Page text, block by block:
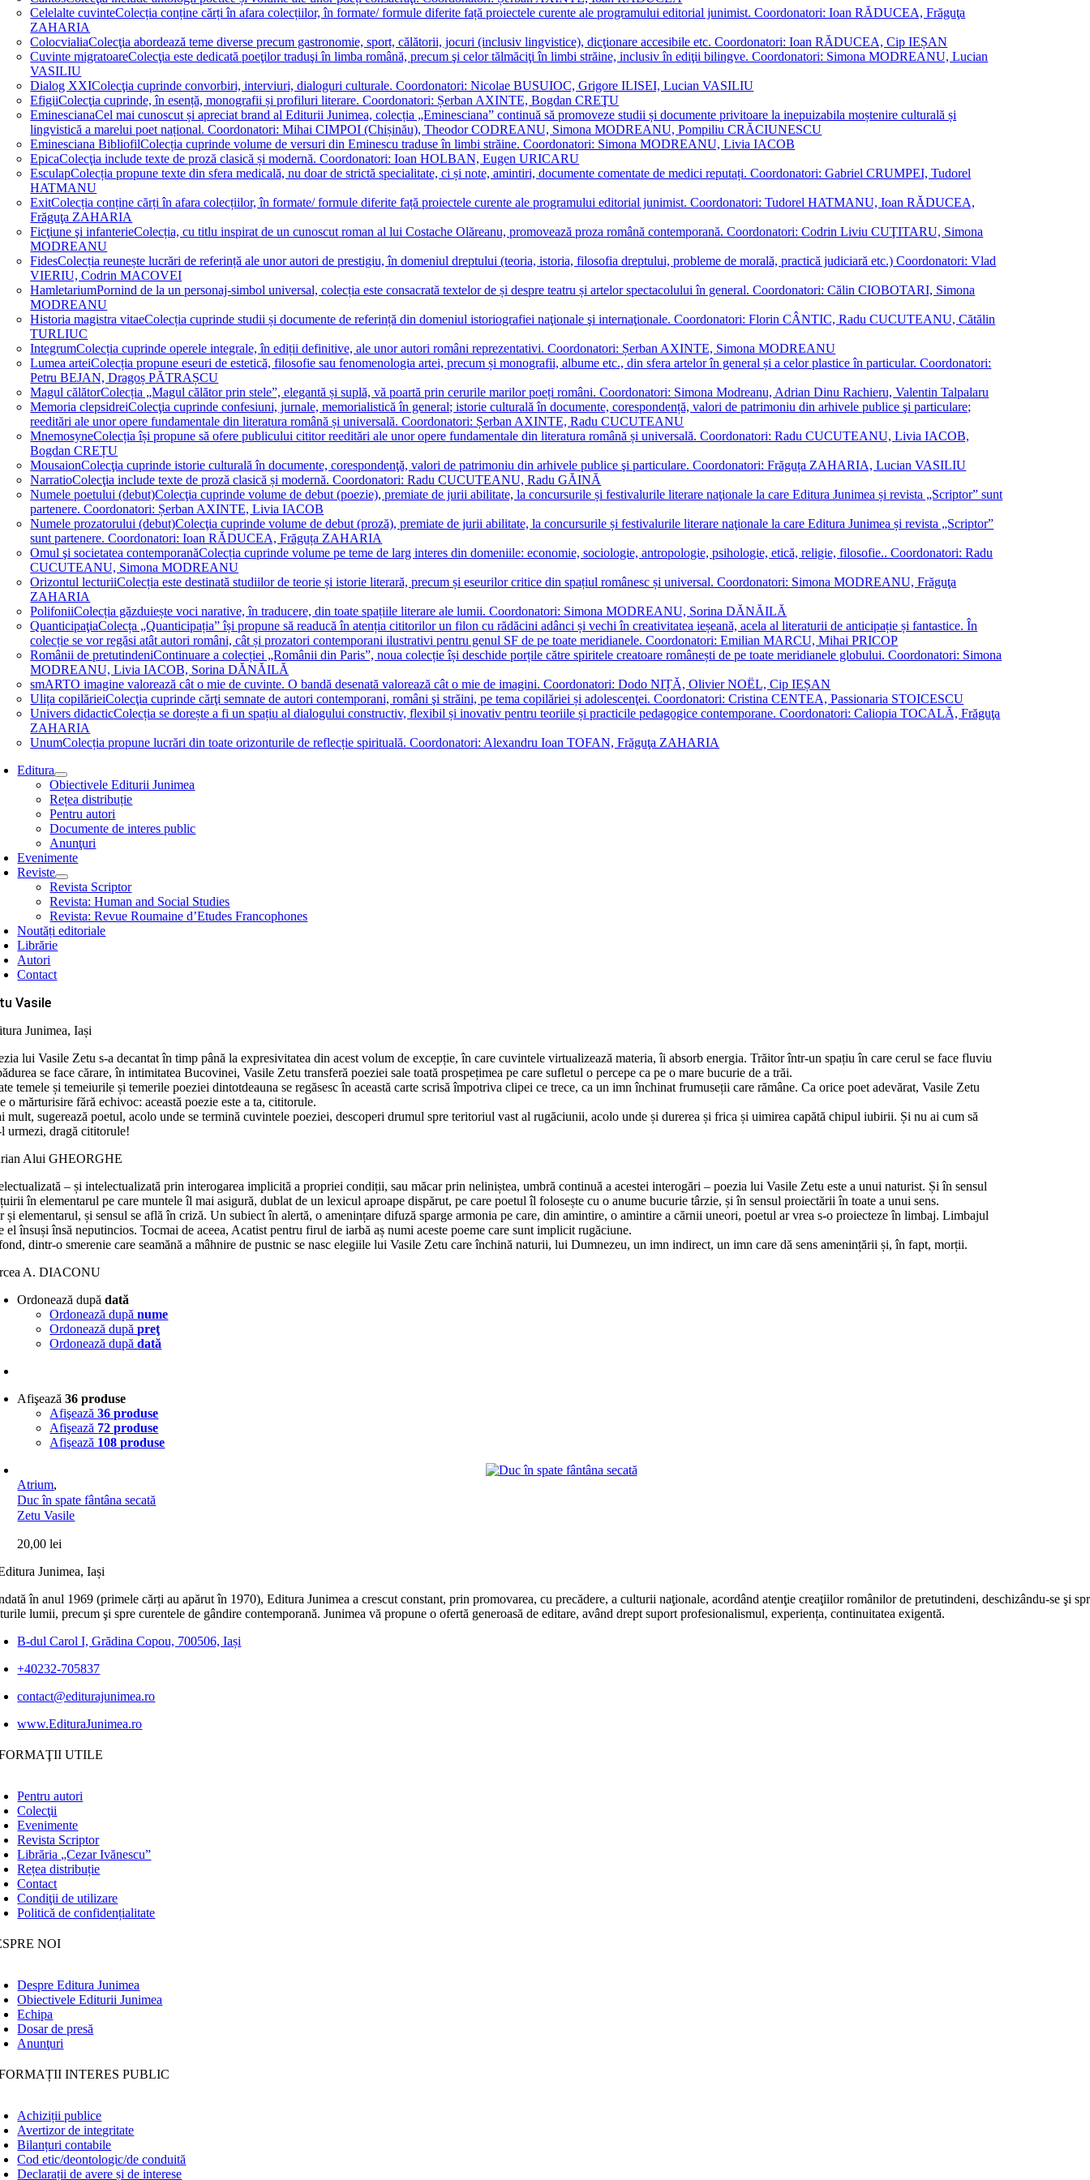
Celelalte cuvinteColecția conține cărți în afara colecțiilor, în formate/ formule diferite față proiectele curente ale programului editorial junimist. Coordonatori: Ioan RĂDUCEA, Frăguţa
ZAHARIA
ColocvialiaColecţia abordează teme diverse precum gastronomie, sport, călătorii, jocuri (inclusiv lingvistice), dicţionare accesibile etc. Coordonatori: Ioan RĂDUCEA, Cip IEȘAN
Cuvinte migratoareColecţia este dedicată poeţilor traduşi în limba română, precum şi celor tălmăciţi în limbi străine, inclusiv în ediţii bilingve. Coordonatori: Simona MODREANU, Lucian
VASILIU
Dialog XXIColecţia cuprinde convorbiri, interviuri, dialoguri culturale. Coordonatori: Nicolae BUSUIOC, Grigore ILISEI, Lucian VASILIU
EfigiiColecţia cuprinde, în esență, monografii și profiluri literare. Coordonatori: Șerban AXINTE, Bogdan CREŢU
EminescianaCel mai cunoscut și apreciat brand al Editurii Junimea, colecția „Eminesciana” continuă să promoveze studii și documente privitoare la inepuizabila moștenire culturală și
lingvistică a marelui poet național. Coordonatori: Mihai CIMPOI (Chișinău), Theodor CODREANU, Simona MODREANU, Pompiliu CRĂCIUNESCU
Eminesciana BibliofilColecția cuprinde volume de versuri din Eminescu traduse în limbi străine. Coordonatori: Simona MODREANU, Livia IACOB
EpicaColecţia include texte de proză clasică și modernă. Coordonatori: Ioan HOLBAN, Eugen URICARU
EsculapColecția propune texte din sfera medicală, nu doar de strictă specialitate, ci și note, amintiri, documente comentate de medici reputați. Coordonatori: Gabriel CRUMPEI, Tudorel
HATMANU
ExitColecția conține cărți în afara colecțiilor, în formate/ formule diferite față proiectele curente ale programului editorial junimist. Coordonatori: Tudorel HATMANU, Ioan RĂDUCEA,
Frăguţa ZAHARIA
Ficţiune şi infanterieColecția, cu titlu inspirat de un cunoscut roman al lui Costache Olăreanu, promovează proza română contemporană. Coordonatori: Codrin Liviu CUŢITARU, Simona
MODREANU
FidesColecția reunește lucrări de referință ale unor autori de prestigiu, în domeniul dreptului (teoria, istoria, filosofia dreptului, probleme de morală, practică judiciară etc.) Coordonatori: Vlad
VIERIU, Codrin MACOVEI
HamletariumPornind de la un personaj-simbol universal, colecția este consacrată textelor de și despre teatru și artelor spectacolului în general. Coordonatori: Călin CIOBOTARI, Simona
MODREANU
Historia magistra vitaeColecția cuprinde studii și documente de referință din domeniul istoriografiei naţionale şi internaţionale. Coordonatori: Florin CÂNTIC, Radu CUCUTEANU, Cătălin
TURLIUC
IntegrumColecția cuprinde operele integrale, în ediții definitive, ale unor autori români reprezentativi. Coordonatori: Șerban AXINTE, Simona MODREANU
Lumea arteiColecția propune eseuri de estetică, filosofie sau fenomenologia artei, precum și monografii, albume etc., din sfera artelor în general și a celor plastice în particular. Coordonatori:
Petru BEJAN, Dragoș PĂTRAȘCU
Magul călătorColecția „Magul călător prin stele”, elegantă și suplă, vă poartă prin cerurile marilor poeți români. Coordonatori: Simona Modreanu, Adrian Dinu Rachieru, Valentin Talpalaru
Memoria clepsidreiColecţia cuprinde confesiuni, jurnale, memorialistică în general; istorie culturală în documente, corespondență, valori de patrimoniu din arhivele publice şi particulare;
reeditări ale unor opere fundamentale din literatura română și universală. Coordonatori: Șerban AXINTE, Radu CUCUTEANU
MnemosyneColecția își propune să ofere publicului cititor reeditări ale unor opere fundamentale din literatura română și universală. Coordonatori: Radu CUCUTEANU, Livia IACOB,
Bogdan CREȚU
MousaionColecţia cuprinde istorie culturală în documente, corespondenţă, valori de patrimoniu din arhivele publice şi particulare. Coordonatori: Frăguța ZAHARIA, Lucian VASILIU
NarratioColecţia include texte de proză clasică și modernă. Coordonatori: Radu CUCUTEANU, Radu GĂINĂ
Numele poetului (debut)Colecţia cuprinde volume de debut (poezie), premiate de jurii abilitate, la concursurile și festivalurile literare naţionale la care Editura Junimea și revista „Scriptor” sunt
partenere. Coordonatori: Șerban AXINTE, Livia IACOB
Numele prozatorului (debut)Colecţia cuprinde volume de debut (proză), premiate de jurii abilitate, la concursurile și festivalurile literare naţionale la care Editura Junimea și revista „Scriptor”
sunt partenere. Coordonatori: Ioan RĂDUCEA, Frăguța ZAHARIA
Omul şi societatea contemporanăColecția cuprinde volume pe teme de larg interes din domeniile: economie, sociologie, antropologie, psihologie, etică, religie, filosofie.. Coordonatori: Radu
CUCUTEANU, Simona MODREANU
Orizontul lecturiiColecția este destinată studiilor de teorie și istorie literară, precum și eseurilor critice din spațiul românesc și universal. Coordonatori: Simona MODREANU, Frăguţa
ZAHARIA
PolifoniiColecția găzduiește voci narative, în traducere, din toate spațiile literare ale lumii. Coordonatori: Simona MODREANU, Sorina DĂNĂILĂ
QuanticipaţiaColecța „Quanticipația” își propune să readucă în atenția cititorilor un filon cu rădăcini adânci și vechi în creativitatea ieșeană, acela al literaturii de anticipație și fantastice. În
colecție se vor regăsi atât autori români, cât și prozatori contemporani ilustrativi pentru genul SF de pe toate meridianele. Coordonatori: Emilian MARCU, Mihai PRICOP
Românii de pretutindeniContinuare a colecției „Românii din Paris”, noua colecție își deschide porțile către spiritele creatoare românești de pe toate meridianele globului. Coordonatori: Simona
MODREANU, Livia IACOB, Sorina DĂNĂILĂ
smARTO imagine valorează cât o mie de cuvinte. O bandă desenată valorează cât o mie de imagini. Coordonatori: Dodo NIȚĂ, Olivier NOËL, Cip IEȘAN
Ulița copilărieiColecţia cuprinde cărţi semnate de autori contemporani, români şi străini, pe tema copilăriei și adolescenţei. Coordonatori: Cristina CENTEA, Passionaria STOICESCU
Univers didacticColecția se dorește a fi un spațiu al dialogului constructiv, flexibil și inovativ pentru teoriile și practicile pedagogice contemporane. Coordonatori: Caliopia TOCALĂ, Frăguţa
ZAHARIA
UnumColecția propune lucrări din toate orizonturile de reflecție spirituală. Coordonatori: Alexandru Ioan TOFAN, Frăguţa ZAHARIA
Editura
Obiectivele Editurii Junimea
Rețea distribuție
Pentru autori
Documente de interes public
Anunţuri
Evenimente
Reviste
Revista Scriptor
Revista: Human and Social Studies
Revista: Revue Roumaine d’Etudes Francophones
Noutăți editoriale
Librărie
Autori
Contact
Vasile
Junimea, Iași
lui Vasile Zetu s-a decantat în timp până la expresivitatea din acest volum de excepție, în care cuvintele virtualizează materia, îi absorb energia. Trăitor într-un spațiu în care cerul se face fluviu
se face cărare, în intimitatea Bucovinei, Vasile Zetu transferă poeziei sale toată prospețimea pe care sufletul o percepe ca pe o mare bucurie de a trăi.
temele și temeiurile și temerile poeziei dintotdeauna se regăsesc în această carte scrisă împotriva clipei ce trece, ca un imn închinat frumuseții care rămâne. Ca orice poet adevărat, Vasile Zetu
o mărturisire fără echivoc: această poezie este a ta, cititorule.
mult, sugerează poetul, acolo unde se termină cuvintele poeziei, descoperi drumul spre teritoriul vast al rugăciunii, acolo unde și durerea și frica și uimirea capătă chipul iubirii. Și nu ai cum să
urmezi, dragă cititorule!
Alui GHEORGHE
– și intelectualizată prin interogarea implicită a propriei condiții, sau măcar prin neliniștea, umbră continuă a acestei interogări – poezia lui Vasile Zetu este a unui naturist. Și în sensul
în elementarul pe care muntele îl mai asigură, dublat de un lexicul aproape dispărut, pe care poetul îl folosește cu o anume bucurie târzie, și în sensul proiectării în toate a unui sens.
și elementarul, și sensul se află în criză. Un subiect în alertă, o amenințare difuză sparge armonia pe care, din amintire, o amintire a cărnii uneori, poetul ar vrea s-o proiecteze în limbaj. Limbajul
el însuși însă neputincios. Tocmai de aceea, Acatist pentru firul de iarbă aș numi aceste poeme care sunt implicit rugăciune.
dintr-o smerenie care seamănă a mâhnire de pustnic se nasc elegiile lui Vasile Zetu care închină naturii, lui Dumnezeu, un imn indirect, un imn care dă sens amenințării și, în fapt, morții.
A. DIACONU
Ordonează dupădată
Ordonează dupănume
Ordonează dupăpreţ
Ordonează dupădată
Afişează36 produse
Afişează36 produse
Afişează 72 produse
Afişează 108 produse
Atrium,
Duc în spate fântâna secată
Zetu Vasile
20,00lei
în anul 1969 (primele cărți au apărut în 1970), Editura Junimea a crescut constant, prin promovarea, cu precădere, a culturii naţionale, acordând atenţie creaţiilor românilor de pretutindeni, deschizându-se şi
lumii, precum şi spre curentele de gândire contemporană. Junimea vă propune o ofertă generoasă de editare, având drept suport profesionalismul, experiența, continuitatea exigentă.
B-dul Carol I, Grădina Copou, 700506, Iași
+40232-705837
contact@editurajunimea.ro
www.EdituraJunimea.ro
UTILE
Pentru autori
Colecţii
Evenimente
Revista Scriptor
Librăria „Cezar Ivănescu”
Rețea distribuție
Contact
Condiţii de utilizare
Politică de confidențialitate
NOI
Despre Editura Junimea
Obiectivele Editurii Junimea
Echipa
Dosar de presă
Anunţuri
INTERES PUBLIC
Achiziții publice
Avertizor de integritate
Bilanțuri contabile
Cod etic/deontologic/de conduită
Declarații de avere și de interese